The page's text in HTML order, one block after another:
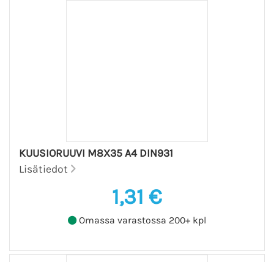
KUUSIORUUVI M8X35 A4 DIN931
Lisätiedot
1,31 €
Omassa varastossa 200+ kpl